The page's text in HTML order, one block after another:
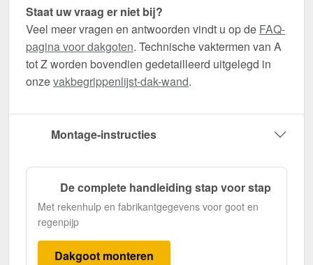
Staat uw vraag er niet bij?
Veel meer vragen en antwoorden vindt u op de FAQ-
pagina voor dakgoten. Technische vaktermen van A
tot Z worden bovendien gedetailleerd uitgelegd in
onzevakbegrippenlijst-dak-wand.
Montage-instructies
De complete handleiding stap voor stap
Met rekenhulp en fabrikantgegevens voor goot en
regenpijp
Dakgoot monteren